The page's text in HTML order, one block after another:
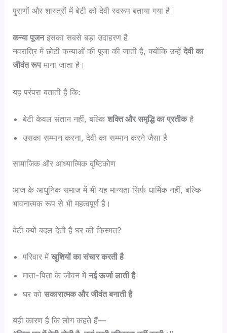
पुराणों और शास्त्रों में बेटी को देवी स्वरूप बताया गया है।
कन्या पूजनइसका सबसे बड़ा उदाहरण है
नवरात्रि में छोटी कन्याओं की पूजा की जाती है, क्योंकि उन्हेंदेवी का
जीवंत रूपमाना जाता है।
यह परंपरा बताती है कि:
बेटी केवल संतान नहीं, बल्किशक्ति और समृद्धि का प्रतीकहै
उसका सम्मान करना, देवी का सम्मान करने जैसा है
सामाजिक और आध्यात्मिक दृष्टिकोण
आज के आधुनिक समाज में भी यह मान्यता सिर्फ धार्मिक नहीं, बल्कि
भावनात्मक रूप से भी महत्वपूर्ण है।
बेटी क्यों बदल देती है घर की किस्मत?
परिवार मेंखुशियों का संचार करती है
माता-पिता के जीवन मेंनई ऊर्जा लाती है
घर कोसकारात्मक और जीवंत बनाती है
यही कारण है कि लोग कहते हैं—